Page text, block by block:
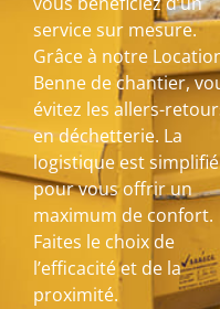
service sur mesure.
Grâce à notre
Benne de chantier,
évitez les allers-
en déchetterie. La
logistique est
pour vous offrir un
maximum de confort.
Faites le choix de
l’efficacité et de la
proximité.